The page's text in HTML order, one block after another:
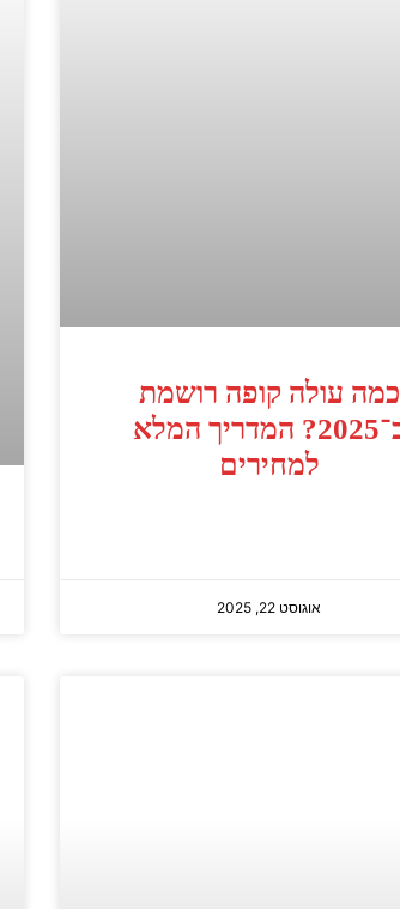
כמה עולה קופה רושמת
ב־2025? המדריך המלא
למחירים
אוגוסט 22, 2025